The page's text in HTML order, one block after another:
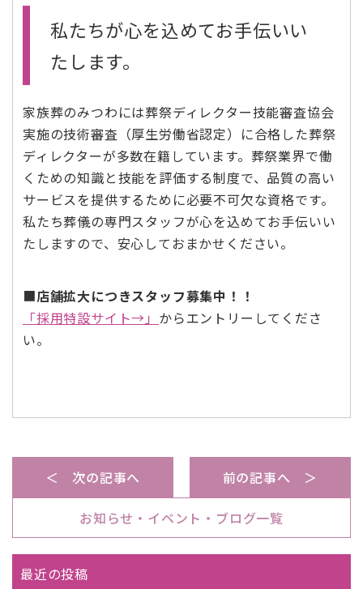
私たちが心を込めてお手伝いい
たします。
家族葬のみつわには葬祭ディレクター技能審査協会
実施の技術審査（厚生労働省認定）に合格した葬祭
ディレクターが多数在籍しています。葬祭業界で働
くための知識と技能を評価する制度で、品質の高い
サービスを提供するために必要不可欠な資格です。
私たち葬儀の専門スタッフが心を込めてお手伝いい
たしますので、安心しておまかせください。
■店舗拡大につきスタッフ募集中！！
「採用特設サイト→」 からエントリーしてくださ
い。
＜ 次の記事へ
お知らせ・イベント・ブログ一覧
前の記事へ ＞
最近の投稿